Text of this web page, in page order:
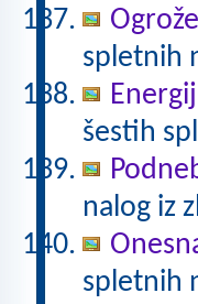
spletnih
šestih
nalog iz
spletnih